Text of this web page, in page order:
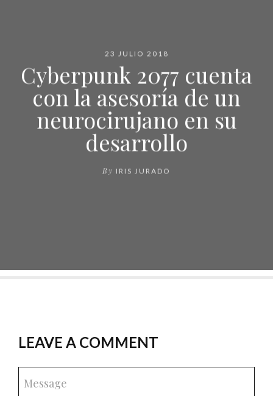
23 JULIO 2018
Cyberpunk 2077 cuenta
con la asesoría de un
neurocirujano en su
desarrollo
By IRIS JURADO
LEAVE A COMMENT